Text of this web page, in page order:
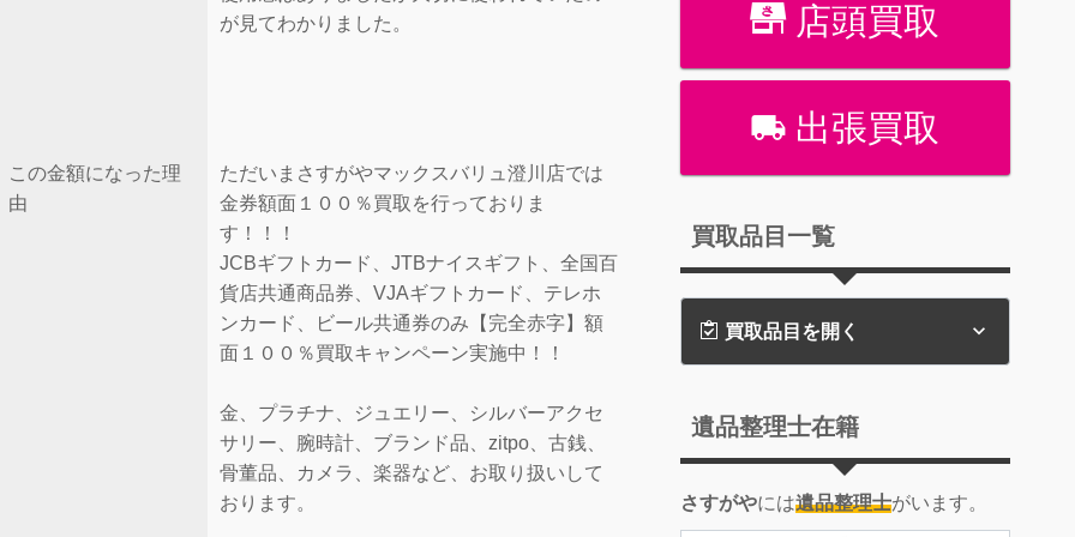
この金額になった理
由
が見てわかりました。
ただいまさすがやマックスバリュ澄川店では
金券額面１００％買取を行っておりま
す！！！
JCBギフトカード、JTBナイスギフト、全国百
貨店共通商品券、VJAギフトカード、テレホ
ンカード、ビール共通券のみ【完全赤字】額
面１００％買取キャンペーン実施中！！
金、プラチナ、ジュエリー、シルバーアクセ
サリー、腕時計、ブランド品、zitpo、古銭、
骨董品、カメラ、楽器など、お取り扱いして
おります。
店頭買取
出張買取
買取品目一覧
買取品目を開く
遺品整理士在籍
さすがやには遺品整理士がいます。